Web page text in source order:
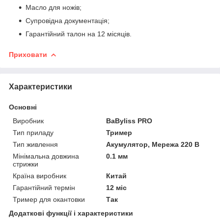
Масло для ножів;
Супровідна документація;
Гарантійний талон на 12 місяців.
Приховати
Характеристики
Основні
Виробник
BaByliss PRO
Тип приладу
Тример
Тип живлення
Акумулятор, Мережа 220 В
Мінімальна довжина
стрижки
0.1 мм
Країна виробник
Китай
Гарантійний термін
12 міс
Тример для окантовки
Так
Додаткові функції і характеристики